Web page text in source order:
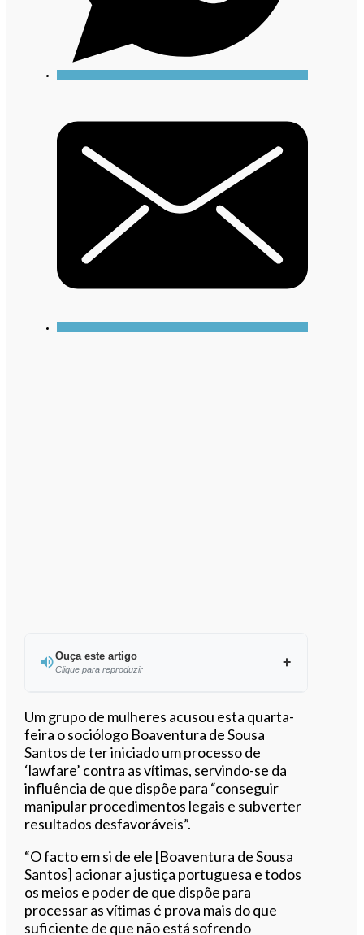
Ouça este artigo
Clique para reproduzir
Ouvir este artigo
Um grupo de mulheres acusou esta quarta-
feira o sociólogo Boaventura de Sousa
Santos de ter iniciado um processo de
‘lawfare’ contra as vítimas, servindo-se da
influência de que dispõe para “conseguir
manipular procedimentos legais e subverter
resultados desfavoráveis”.
“O facto em si de ele [Boaventura de Sousa
Santos] acionar a justiça portuguesa e todos
os meios e poder de que dispõe para
processar as vítimas é prova mais do que
suficiente de que não está sofrendo